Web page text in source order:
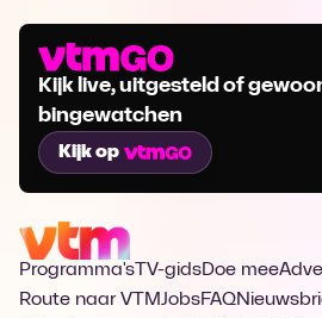
Kijk live, uitgesteld of
bingewatchen
Kijk op
Programma's TV-gidsDoe mee
Route naar VTMJobsFAQ